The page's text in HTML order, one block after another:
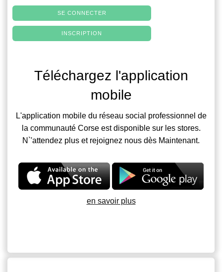
SE CONNECTER
INSCRIPTION
Téléchargez l'application
mobile
L'application mobile du réseau social professionnel de
la communauté Corse est disponible sur les stores.
N`'attendez plus et rejoignez nous dès Maintenant.
en savoir plus